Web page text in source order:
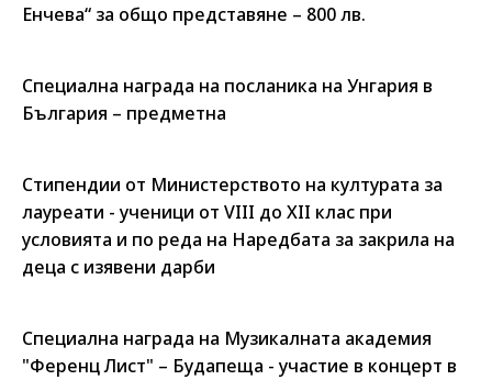
Енчева“ за общо представяне – 800 лв.
Специална награда на посланика на Унгария в
България – предметна
Стипендии от Министерството на културата за
лауреати - ученици от VIII до XII клас при
условията и по реда на Наредбата за закрила на
деца с изявени дарби
Специална награда на Музикалната академия
"Ференц Лист" – Будапеща - участие в концерт в